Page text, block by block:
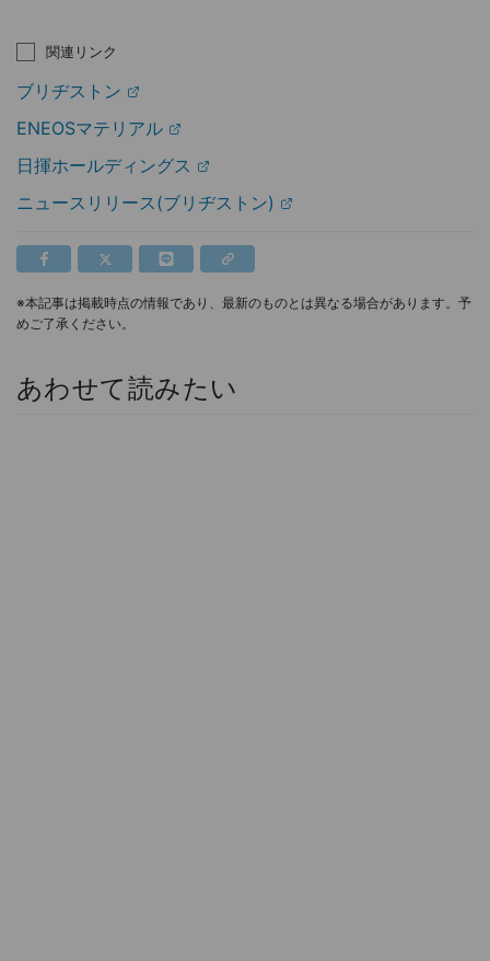
関連リンク
ブリヂストン
ENEOSマテリアル
日揮ホールディングス
ニュースリリース(ブリヂストン)
※本記事は掲載時点の情報であり、最新のものとは異なる場合があります。予
めご了承ください。
あわせて読みたい